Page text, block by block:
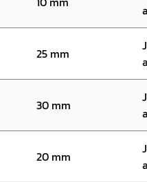
25 mm
30 mm
20 mm